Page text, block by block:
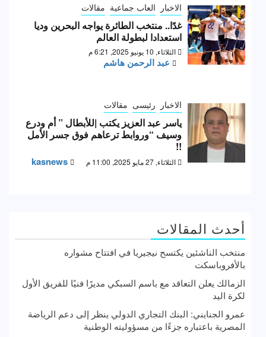
الاخبار العاب جماعية مقالات
غدًا.. منتخب الطائرة يواجه البحرين وديا
استعدادا لبطولة العالم
الثلاثاء, 10 يونيو 2025, 6:21 م
عبد الرحمن هاشم
الاخبار رئيسى مقالات
ياسر عبد العزيز يكتب |للأبطال ” أم ودرع
وسيف “وروابط ترعاهم فوق جسر الأمل
!!
الثلاثاء, 27 مايو 2025, 11:00 م kasnews
أحدث المقالات
منتخب الناشئين يكتسح نيجيريا في افتتاح مشواره
بالأفروباسكت
الزمالك يعلن التعاقد مع باسم السبكي مديرًا فنيًا للفريق الأول
لكرة اليد
عمرو الجنايني: البنك التجاري الدولي ينظر إلى دعم الرياضة
المصرية باعتباره جزءًا من مسؤوليته الوطنية